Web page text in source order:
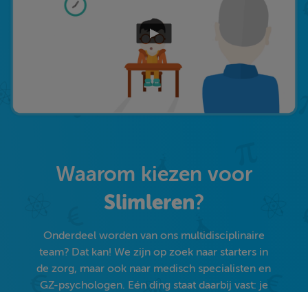
Waarom kiezen voor
Slimleren?
Onderdeel worden van ons multidisciplinaire
team? Dat kan! We zijn op zoek naar starters in
de zorg, maar ook naar medisch specialisten en
GZ-psychologen. Eén ding staat daarbij vast: je